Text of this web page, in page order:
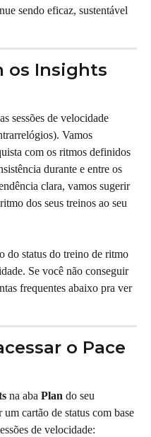
sendo eficaz, sustentável
os Insights
sessões de velocidade
Vamos
com os ritmos definidos
durante e entre os
clara, vamos sugerir
dos seus treinos ao seu
do status do treino de ritmo
Se você não conseguir
frequentes abaixo pra ver
o Pace
na aba Plan do seu
cartão de status com base
de velocidade: